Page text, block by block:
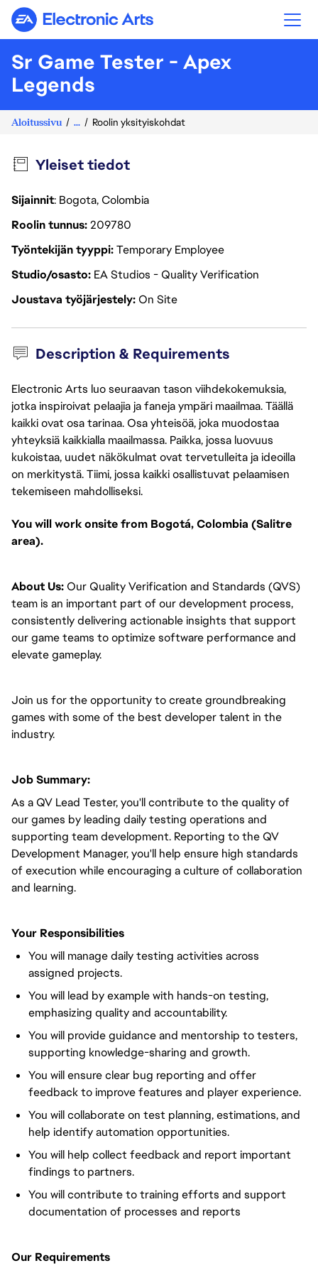
Electronic Arts
Sr Game Tester - Apex
Legends
Aloitussivu ... Roolin yksityiskohdat
Yleiset tiedot
Sijainnit: Bogota, Colombia
Roolin tunnus209780
Työntekijän tyyppiTemporary Employee
Studio/osasto EA Studios - Quality Verification
Joustava työjärjestelyOn Site
Description & Requirements
Electronic Arts luo seuraavan tason viihdekokemuksia,
jotka inspiroivat pelaajia ja faneja ympäri maailmaa. Täällä
kaikki ovat osa tarinaa. Osa yhteisöä, joka muodostaa
yhteyksiä kaikkialla maailmassa. Paikka, jossa luovuus
kukoistaa, uudet näkökulmat ovat tervetulleita ja ideoilla
on merkitystä. Tiimi, jossa kaikki osallistuvat pelaamisen
tekemiseen mahdolliseksi.
You will work onsite from Bogotá, Colombia (Salitre
area).
About Us:Our Quality Verification and Standards (QVS)
team is an important part of our development process,
consistently delivering actionable insights that support
our game teams to optimize software performance and
elevate gameplay.
Join us for the opportunity to create groundbreaking
games with some of the best developer talent in the
industry.
Job Summary:
As a QV Lead Tester, you'll contribute to the quality of
our games by leading daily testing operations and
supporting team development. Reporting to the QV
Development Manager, you'll help ensure high standards
of execution while encouraging a culture of collaboration
and learning.
Your Responsibilities
You will manage daily testing activities across
assigned projects.
You will lead by example with hands-on testing,
emphasizing quality and accountability.
You will provide guidance and mentorship to testers,
supporting knowledge-sharing and growth.
You will ensure clear bug reporting and offer
feedback to improve features and player experience.
You will collaborate on test planning, estimations, and
help identify automation opportunities.
You will help collect feedback and report important
findings to partners.
You will contribute to training efforts and support
documentation of processes and reports
Our Requirements